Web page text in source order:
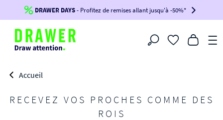
Jusqu'à-100€*sur votre commande !
BIKINI100
-voir conditions en bas de page-
DRAWER DAYS- Profitez de remises allant jusqu'à -50%*
Filtrer
Accueil
RECEVEZ VOS PROCHES COMME DES
ROIS